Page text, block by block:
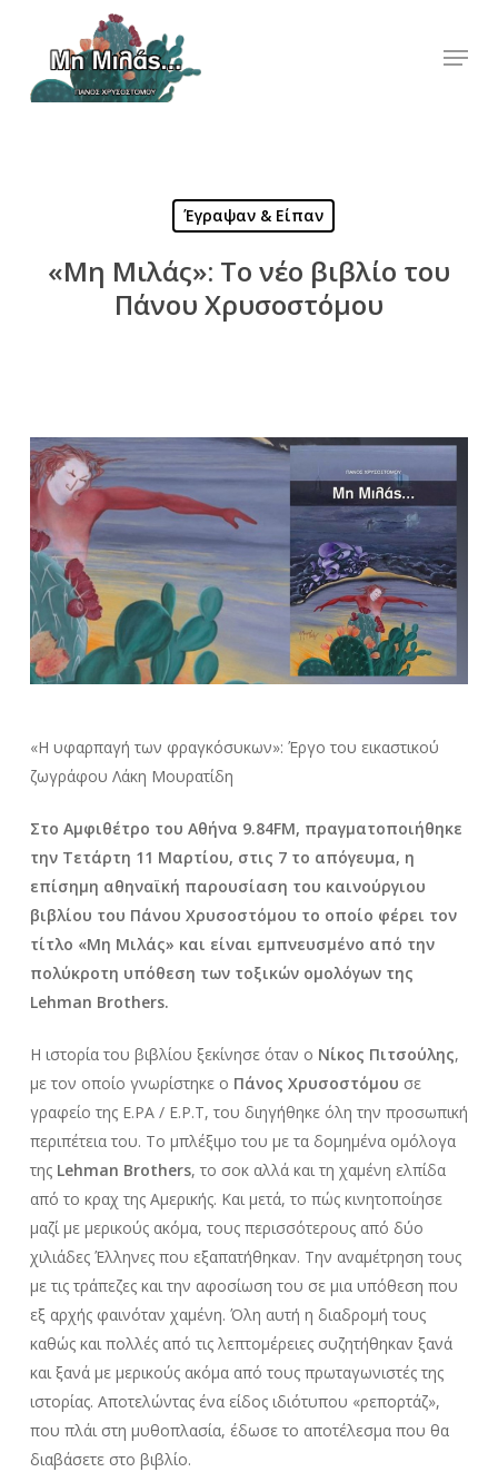
content
Menu
Έγραψαν & Είπαν
«Μη Μιλάς»: Το νέο βιβλίο του
Πάνου Χρυσοστόμου
«Η υφαρπαγή των φραγκόσυκων»: Έργο του εικαστικού
ζωγράφου Λάκη Μουρατίδη
Στο Αμφιθέτρο του Αθήνα 9.84FM, πραγματοποιήθηκε
την Τετάρτη 11 Μαρτίου, στις 7 το απόγευμα, η
επίσημη αθηναϊκή παρουσίαση του καινούργιου
βιβλίου του Πάνου Χρυσοστόμου το οποίο φέρει τον
τίτλο «Μη Μιλάς» και είναι εμπνευσμένο από την
πολύκροτη υπόθεση των τοξικών ομολόγων της
Lehman Brothers.
Η ιστορία του βιβλίου ξεκίνησε όταν ο Νίκος Πιτσούλης,
με τον οποίο γνωρίστηκε ο Πάνος Χρυσοστόμου σε
γραφείο της Ε.ΡΑ / Ε.Ρ.Τ, του διηγήθηκε όλη την προσωπική
περιπέτεια του. Το μπλέξιμο του με τα δομημένα ομόλογα
της Lehman Brothers, το σοκ αλλά και τη χαμένη ελπίδα
από το κραχ της Αμερικής. Και μετά, το πώς κινητοποίησε
μαζί με μερικούς ακόμα, τους περισσότερους από δύο
χιλιάδες Έλληνες που εξαπατήθηκαν. Την αναμέτρηση τους
με τις τράπεζες και την αφοσίωση του σε μια υπόθεση που
εξ αρχής φαινόταν χαμένη. Όλη αυτή η διαδρομή τους
καθώς και πολλές από τις λεπτομέρειες συζητήθηκαν ξανά
και ξανά με μερικούς ακόμα από τους πρωταγωνιστές της
ιστορίας. Αποτελώντας ένα είδος ιδιότυπου «ρεπορτάζ»,
που πλάι στη μυθοπλασία, έδωσε το αποτέλεσμα που θα
διαβάσετε στο βιβλίο.
Close